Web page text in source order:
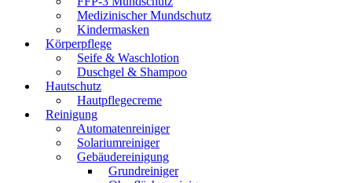
Medizinischer Mundschutz
Kindermasken
Körperpflege
Seife & Waschlotion
Duschgel & Shampoo
Hautschutz
Hautpflegecreme
Reinigung
Automatenreiniger
Solariumreiniger
Gebäudereinigung
Grundreiniger